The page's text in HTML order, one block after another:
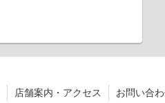
店舗案内・アクセス お問い合